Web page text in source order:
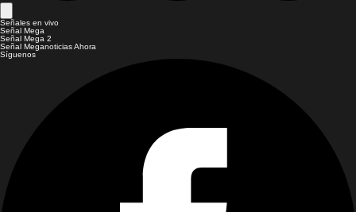
Señales en vivo
Señal Mega
Señal Mega 2
Señal Meganoticias Ahora
Síguenos